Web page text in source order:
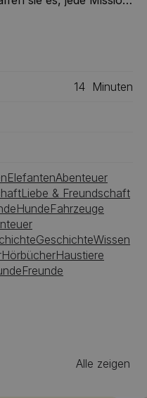
eine Biene sie von
keine Pfote zu klein!
14 Minuten
ElefantenAbenteuer
Liebe & Freundschaft
HundeFahrzeuge
GeschichteWissen
HörbücherHaustiere
Freunde
Alle zeigen